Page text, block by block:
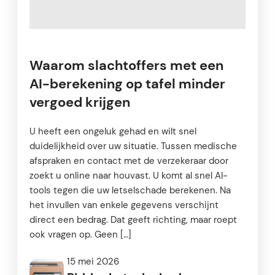
Waarom slachtoffers met een
AI-berekening op tafel minder
vergoed krijgen
U heeft een ongeluk gehad en wilt snel
duidelijkheid over uw situatie. Tussen medische
afspraken en contact met de verzekeraar door
zoekt u online naar houvast. U komt al snel AI-
tools tegen die uw letselschade berekenen. Na
het invullen van enkele gegevens verschijnt
direct een bedrag. Dat geeft richting, maar roept
ook vragen op. Geen […]
15 mei 2026